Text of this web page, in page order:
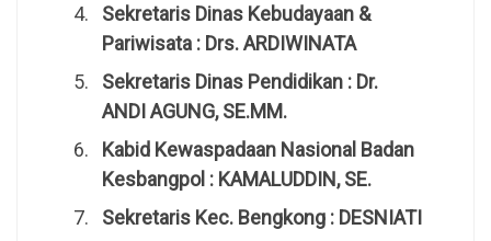
Sekretaris Dinas Kebudayaan &
Pariwisata : Drs. ARDIWINATA
Sekretaris Dinas Pendidikan : Dr.
ANDI AGUNG, SE.MM.
Kabid Kewaspadaan Nasional Badan
Kesbangpol : KAMALUDDIN, SE.
Sekretaris Kec. Bengkong : DESNIATI